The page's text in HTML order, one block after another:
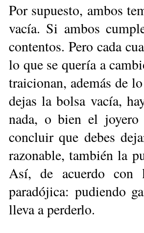
Por supuesto, ambos
vacía. Si ambos
contentos. Pero cada
lo que se quería a
traicionan, además de
dejas la bolsa vacía,
nada, o bien el joyero
concluir que debes
razonable, también la
Así, de acuerdo con
paradójica: pudiendo
lleva a perderlo.